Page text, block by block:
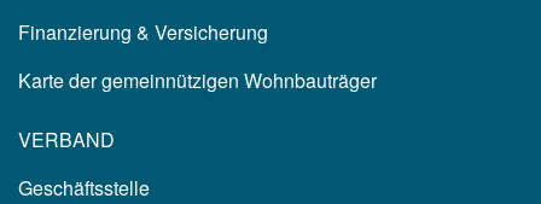
Finanzierung & Versicherung
Karte der gemeinnützigen Wohnbauträger
VERBAND
Geschäftsstelle